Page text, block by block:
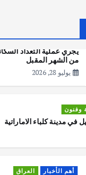
من الشهر المقبل
يوليو 28, 2026
وفنون
في مدينة كلباء الاماراتية
أهم الأخبار العراق